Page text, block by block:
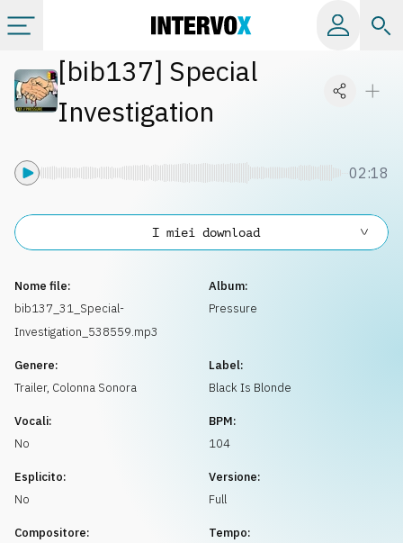
Categorie
[bib137] Special
Investigation
02:18
Nome file:
bib137_31_Special-
Investigation_538559.mp3
Album:
Pressure
Genere:
Trailer, Colonna Sonora
Label:
Black Is Blonde
Vocali:
No
BPM:
104
Esplicito:
No
Versione:
Full
Compositore:
Tempo:
I miei download